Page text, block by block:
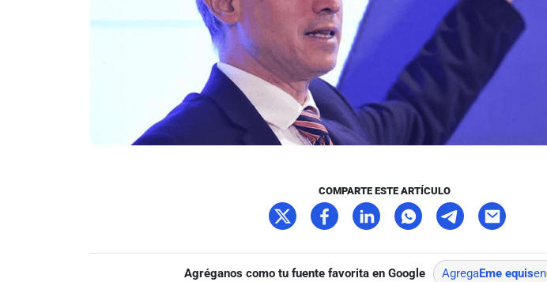
COMPARTE ESTE ARTÍCULO
Agréganos como tu fuente favorita en Google AgregaEme equisen